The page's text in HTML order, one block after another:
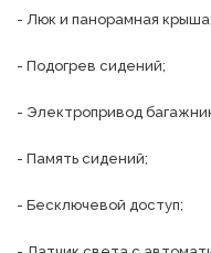
- Люк и панорамная крыша;
- Подогрев сидений;
- Электропривод
- Память сидений;
- Бесключевой доступ;